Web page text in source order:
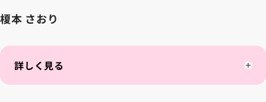
榎本 さおり
詳しく見る